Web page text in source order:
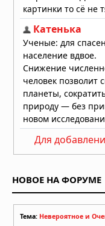
Для
НОВОЕ НА ФОРУМЕ
Тема: Невероятное и